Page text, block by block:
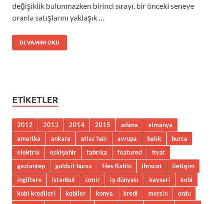
değişiklik bulunmazken birinci sırayı, bir önceki seneye
oranla satışlarını yaklaşık …
DEVAMINI OKU
ETIKETLER
2012 2013 2014 2015 adana
almanya
amerika
ankara atlas halı avrupa balık
bursa
elektrik
eskişehir fabrika featured
fiyat
gaziantep
goldsit bursa Hes Kablo ihracat
iletişim
ingiltere
istanbul izmir iş dünyası kayseri
kobi
kobi kredileri
kobiler konya kredi mersin
ordu